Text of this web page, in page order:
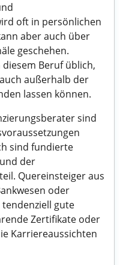
oft in persönlichen
aber auch über
geschehen.
Beruf üblich,
außerhalb der
lassen können.
sind
sind fundierte
der
Quereinsteiger aus
oder
gute
Zertifikate oder
Karriereaussichten